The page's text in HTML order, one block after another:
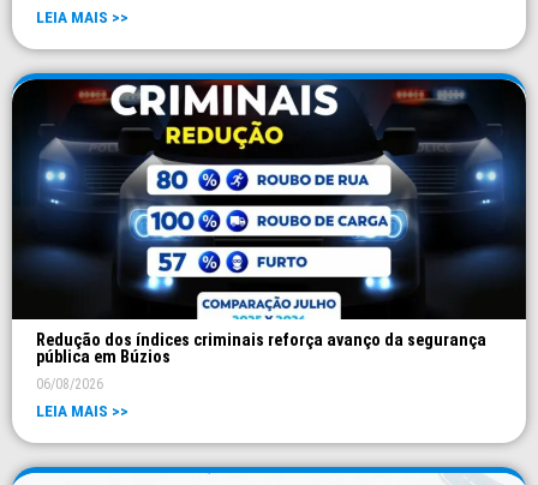
LEIA MAIS >>
Redução dos índices criminais reforça avanço da segurança
pública em Búzios
06/08/2026
LEIA MAIS >>